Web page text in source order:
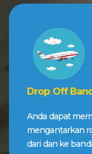
Drop Off
Anda dapat
mengantarkan
dari dan ke